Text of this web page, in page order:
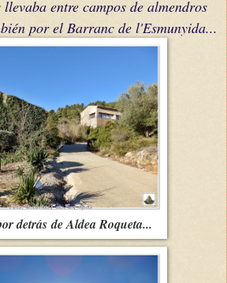
entre campos de almendros
por el Barranc de l'Esmunyida...
detrás de Aldea Roqueta...